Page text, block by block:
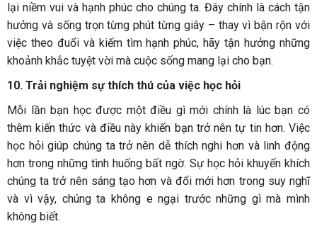
lại niềm vui và hạnh phúc cho chúng ta. Đây chính là cách tận
hưởng và sống trọn từng phút từng giây – thay vì bận rộn với
việc theo đuổi và kiếm tìm hạnh phúc, hãy tận hưởng những
khoảnh khắc tuyệt vời mà cuộc sống mang lại cho bạn.
10. Trải nghiệm sự thích thú của việc học hỏi
Mỗi lần bạn học được một điều gì mới chính là lúc bạn có
thêm kiến thức và điều này khiến bạn trở nên tự tin hơn. Việc
học hỏi giúp chúng ta trở nên dễ thích nghi hơn và linh động
hơn trong những tình huống bất ngờ. Sự học hỏi khuyến khích
chúng ta trở nên sáng tạo hơn và đổi mới hơn trong suy nghĩ
và vì vậy, chúng ta không e ngại trước những gì mà mình
không biết.